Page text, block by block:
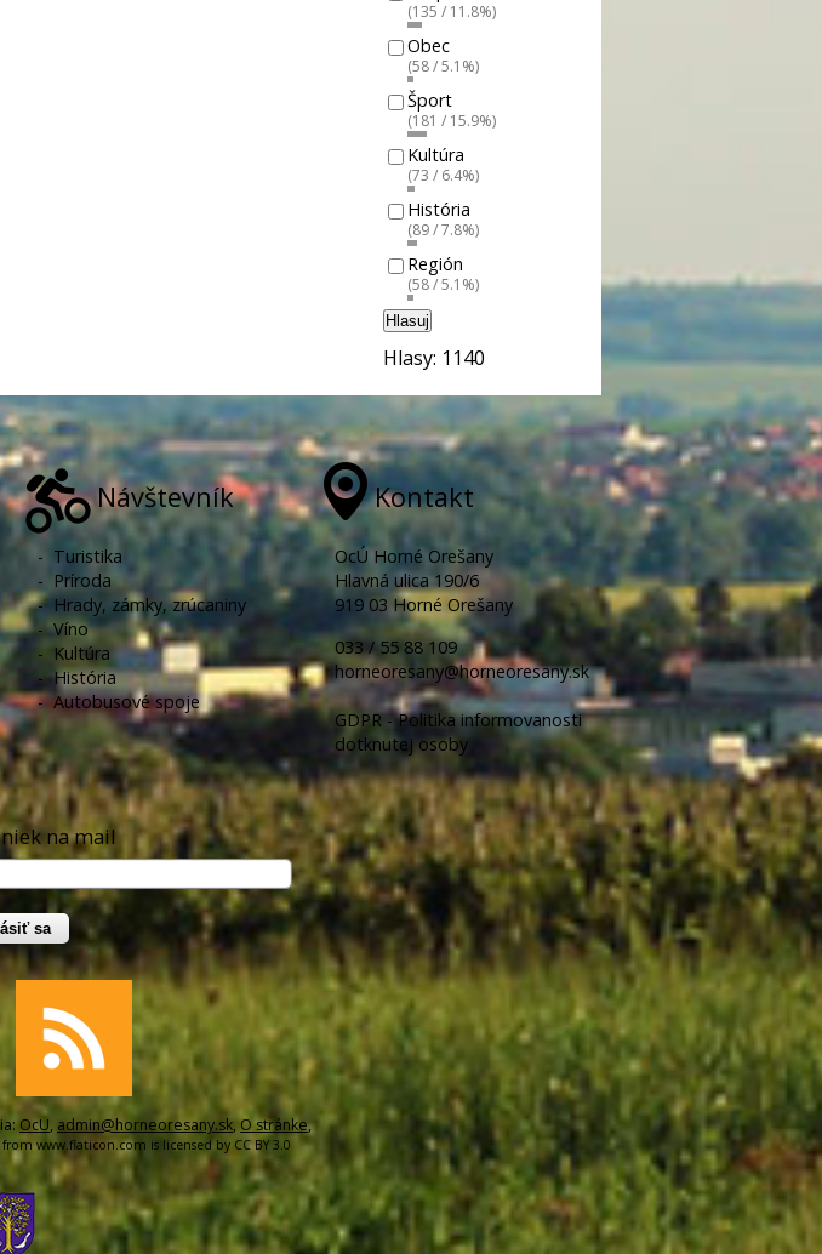
(135 / 11.8%)
Obec
(58 / 5.1%)
Šport
(181 / 15.9%)
Kultúra
(73 / 6.4%)
História
(89 / 7.8%)
Región
(58 / 5.1%)
Hlasuj
Hlasy: 1140
Návštevník
- Turistika
- Príroda
- Hrady, zámky, zrúcaniny
-Víno
- Kultúra
-História
-Autobusové spoje
Kontakt
OcÚ Horné Orešany
Hlavná ulica 190/6
919 03 Horné Orešany
033 / 55 88 109
horneoresany@horneoresany.sk
GDPR - Politika informovanosti
dotknutej osoby
na mail
sa
OcU, admin@horneoresany.sk,O stránke,
fromwww.flaticon.com is licensed by CC BY 3.0